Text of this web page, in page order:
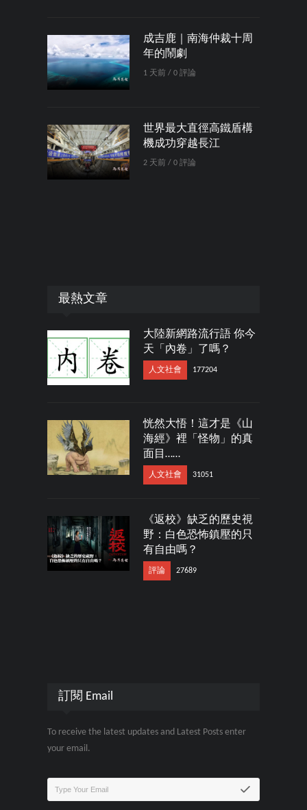
成吉鹿｜南海仲裁十周
年的鬧劇
1 天前 / 0 評論
世界最大直徑高鐵盾構
機成功穿越長江
2 天前 / 0 評論
最熱文章
大陸新網路流行語 你今
天「內卷」了嗎？
人文社會 177204
恍然大悟！這才是《山
海經》裡「怪物」的真
面目……
人文社會 31051
《返校》缺乏的歷史視
野：白色恐怖鎮壓的只
有自由嗎？
評論 27689
訂閱 Email
To receive the latest updates and Latest Posts enter
your email.